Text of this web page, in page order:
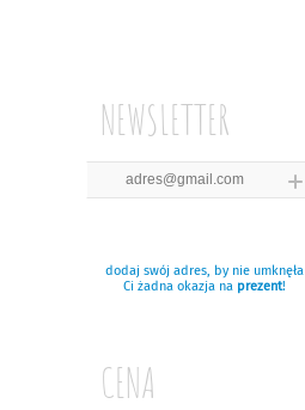
NEWSLETTER
dodaj swój adres, by nie umknęła
Ci żadna okazja na prezent!
CENA